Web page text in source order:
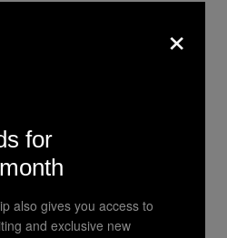
GETTY IMAGES)
Time Jeezy
Bill O’Reilly and
×
for
also gives you access to
and exclusive new